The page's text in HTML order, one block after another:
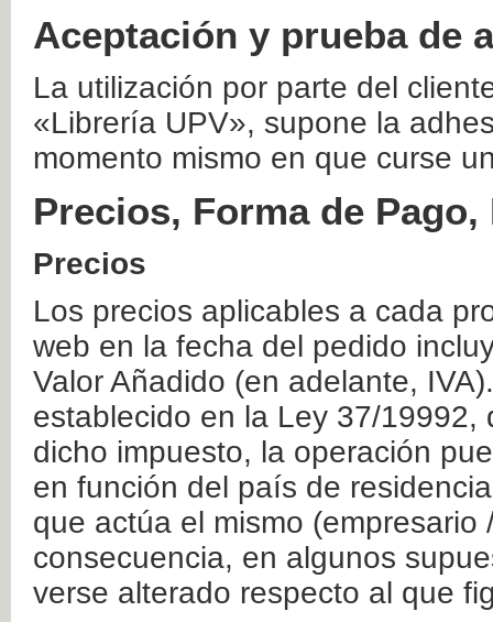
Aceptación y prueba de
La utilización por parte del
«Librería UPV», supone la
momento mismo en que curse
Precios, Forma de
Precios
Los precios aplicables a cada
web en la fecha del pedido
Valor Añadido (en adelante,
establecido en la Ley 37/
dicho impuesto, la operación
en función del país de
que actúa el mismo
consecuencia, en algunos
verse alterado respecto al que